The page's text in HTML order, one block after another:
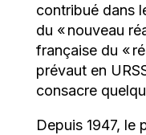
contribué dans
du « nouveau
française du «
prévaut en
consacre
Depuis 1947, le